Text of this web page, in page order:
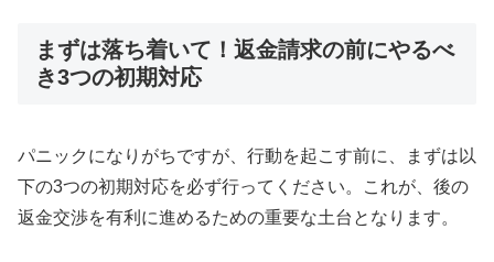
まずは落ち着いて！返金請求の前にやるべ
き3つの初期対応
パニックになりがちですが、行動を起こす前に、まずは以
下の3つの初期対応を必ず行ってください。これが、後の
返金交渉を有利に進めるための重要な土台となります。